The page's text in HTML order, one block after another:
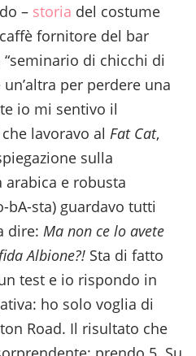
– storia del costume
fornitore del bar
di chicchi di
per perdere una
io mi sentivo il
lavoravo al Fat Cat,
sulla
e robusta
bA-sta) guardavo tutti
dire: Ma non ce lo avete
Albione?! Sta di fatto
test e io rispondo in
ho solo voglia di
Road. Il risultato che